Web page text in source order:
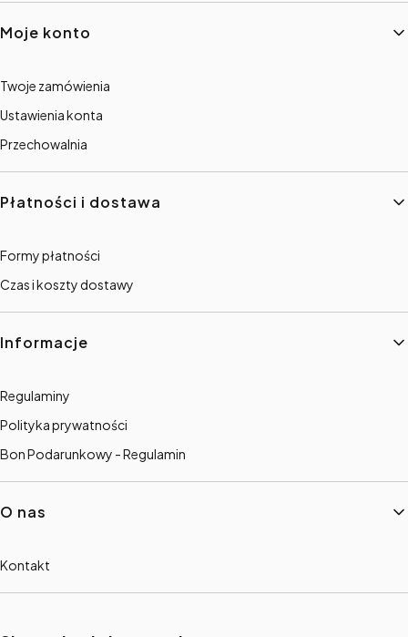
Linki w stopce
Moje konto
Twoje zamówienia
Ustawienia konta
Przechowalnia
Płatności i dostawa
Formy płatności
Czas i koszty dostawy
Informacje
Regulaminy
Polityka prywatności
Bon Podarunkowy - Regulamin
O nas
Kontakt